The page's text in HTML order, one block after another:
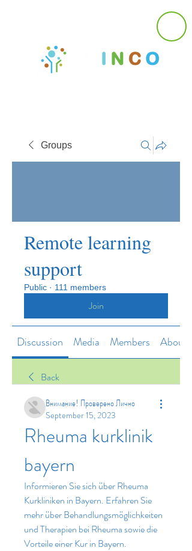
Groups
Remote learning
support
Public · 111 members
Join
Discussion Media Members About
Back
Внимание! Проверено Лично
September 15, 2023
Rheuma kurklinik
bayern
Informieren Sie sich über Rheuma
Kurkliniken in Bayern. Erfahren Sie
mehr über Behandlungsmöglichkeiten
und Therapien bei Rheuma sowie die
Vorteile einer Kur in Bayern.